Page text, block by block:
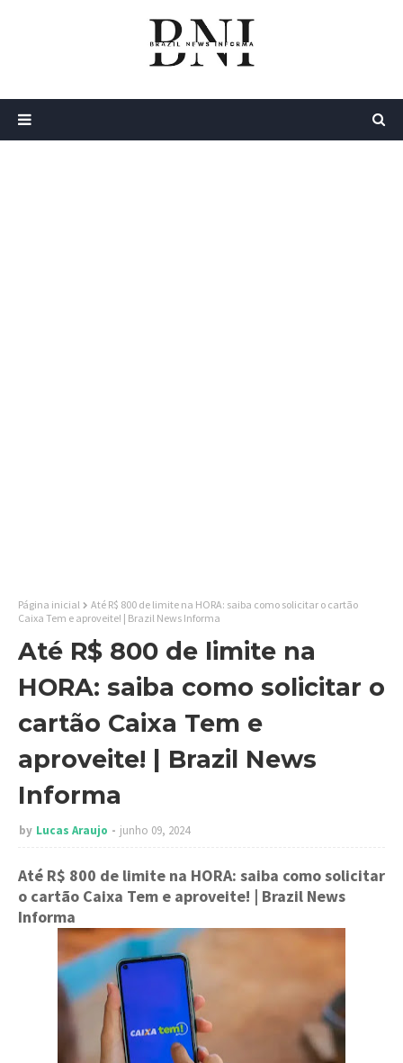
Página inicial
Até R$ 800 de limite na HORA: saiba como solicitar o cartão
Caixa Tem e aproveite! | Brazil News Informa
Até R$ 800 de limite na
HORA: saiba como solicitar o
cartão Caixa Tem e
aproveite! | Brazil News
Informa
by Lucas Araujo junho 09, 2024
Até R$ 800 de limite na HORA: saiba como solicitar
o cartão Caixa Tem e aproveite! | Brazil News
Informa